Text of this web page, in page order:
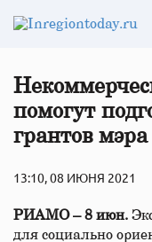
помогут
грантов
13:10, 08 ИЮНЯ 2021
РИАМО – 8 июн.
для социально